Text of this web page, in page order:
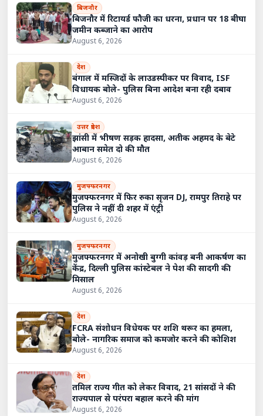
बिजनौर
बिजनौर में रिटायर्ड फौजी का धरना, प्रधान पर 18 बीघा
जमीन कब्जाने का आरोप
August 6, 2026
देश
बंगाल में मस्जिदों के लाउडस्पीकर पर विवाद, ISF
विधायक बोले- पुलिस बिना आदेश बना रही दबाव
August 6, 2026
उत्तर प्रदेश
झांसी में भीषण सड़क हादसा, अतीक अहमद के बेटे
आबान समेत दो की मौत
August 6, 2026
मुजफ्फरनगर
मुजफ्फरनगर में फिर रुका सृजन DJ, रामपुर तिराहे पर
पुलिस ने नहीं दी शहर में एंट्री
August 6, 2026
मुजफ्फरनगर
मुजफ्फरनगर में अनोखी बुग्गी कांवड़ बनी आकर्षण का
केंद्र, दिल्ली पुलिस कांस्टेबल ने पेश की सादगी की
मिसाल
August 6, 2026
देश
FCRA संशोधन विधेयक पर शशि थरूर का हमला,
बोले- नागरिक समाज को कमजोर करने की कोशिश
August 6, 2026
देश
तमिल राज्य गीत को लेकर विवाद, 21 सांसदों ने की
राज्यपाल से परंपरा बहाल करने की मांग
August 6, 2026